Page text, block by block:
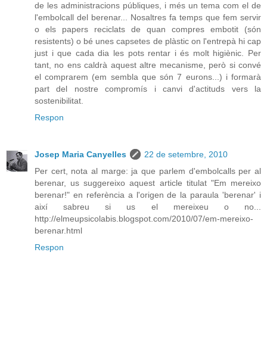
de les administracions públiques, i més un tema com el de
l'embolcall del berenar... Nosaltres fa temps que fem servir
o els papers reciclats de quan compres embotit (són
resistents) o bé unes capsetes de plàstic on l'entrepà hi cap
just i que cada dia les pots rentar i és molt higiènic. Per
tant, no ens caldrà aquest altre mecanisme, però si convé
el comprarem (em sembla que són 7 eurons...) i formarà
part del nostre compromís i canvi d'actituds vers la
sostenibilitat.
Respon
Josep Maria Canyelles
22 de setembre, 2010
Per cert, nota al marge: ja que parlem d'embolcalls per al
berenar, us suggereixo aquest article titulat "Em mereixo
berenar!" en referència a l'origen de la paraula 'berenar' i
així sabreu si us el mereixeu o no...
http://elmeupsicolabis.blogspot.com/2010/07/em-mereixo-
berenar.html
Respon